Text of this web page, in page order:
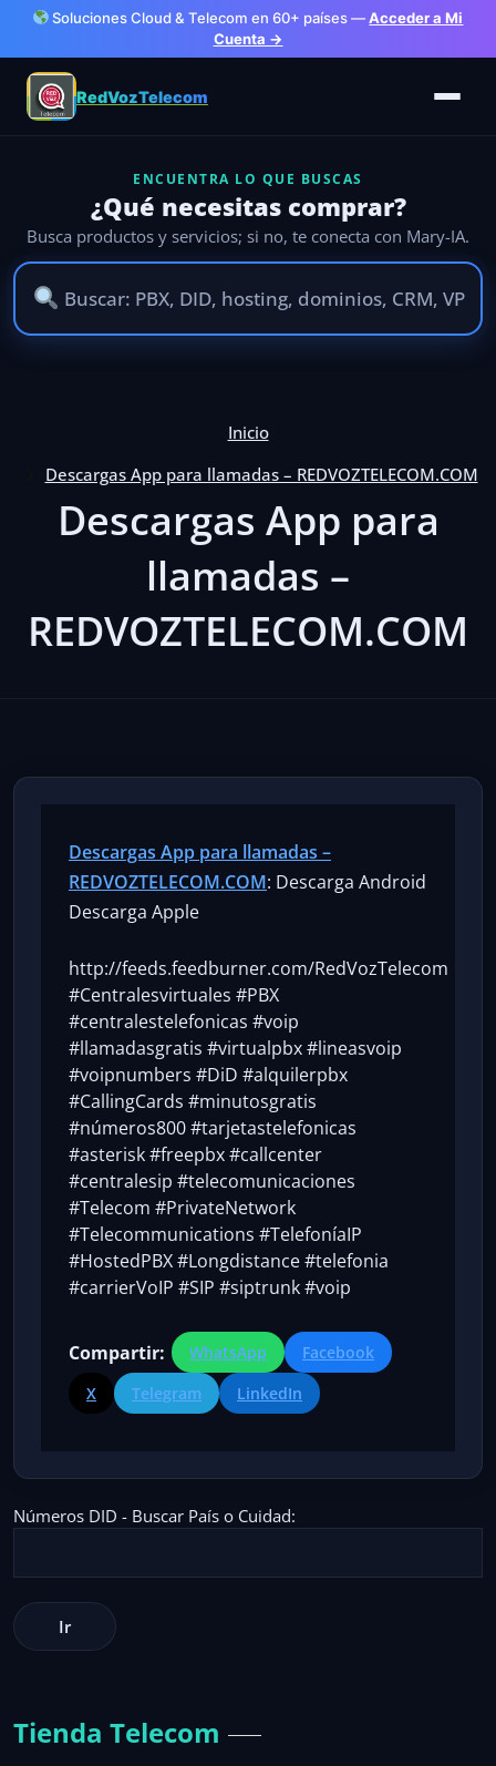
Soluciones Cloud & Telecom en 60+ países —Acceder a Mi
Cuenta →
RedVozTelecom
ENCUENTRA LO QUE BUSCAS
¿Qué necesitas comprar?
Busca productos y servicios; si no, te conecta con Mary-IA.
Inicio
Descargas App para llamadas – REDVOZTELECOM.COM
Descargas App para
llamadas –
REDVOZTELECOM.COM
Descargas App para llamadas –
REDVOZTELECOM.COM: Descarga Android
Descarga Apple
http://feeds.feedburner.com/RedVozTelecom
#Centralesvirtuales #PBX
#centralestelefonicas #voip
#llamadasgratis #virtualpbx #lineasvoip
#voipnumbers #DiD #alquilerpbx
#CallingCards #minutosgratis
#números800 #tarjetastelefonicas
#asterisk #freepbx #callcenter
#centralesip #telecomunicaciones
#Telecom #PrivateNetwork
#Telecommunications #TelefoníaIP
#HostedPBX #Longdistance #telefonia
#carrierVoIP #SIP #siptrunk #voip
Compartir: WhatsApp
Facebook
X
Telegram LinkedIn
Números DID - Buscar País o Cuidad:
Tienda Telecom